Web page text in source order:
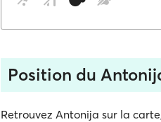
Position du
Retrouvez Antonija sur la